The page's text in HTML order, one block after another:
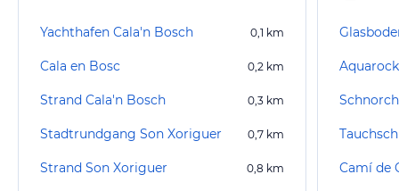
Yachthafen Cala'n Bosch 0,1 km
Cala en Bosc 0,2 km
Strand Cala'n Bosch 0,3 km
Stadtrundgang Son Xoriguer 0,7 km
Strand Son Xoriguer 0,8 km Camí de